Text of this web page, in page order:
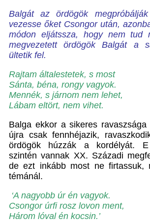
Balgát az ördögök
vezesse őket Csongor után,
módon eljátssza, hogy nem tud
megvezetett ördögök Balgát a
ültetik fel.
Rajtam általestetek, s most
Sánta, béna, rongy vagyok.
Mennék, s járnom nem lehet,
Lábam eltört, nem vihet.
Balga ekkor a sikeres ravaszsága
újra csak fennhéjazik,
ördögök húzzák a kordélyát. E
szintén vannak XX. Századi
de ezt inkább most ne firtassuk,
témánál.
‘A nagyobb úr én vagyok.
Csongor úrfi rosz lovon ment,
Három lóval én kocsin.’